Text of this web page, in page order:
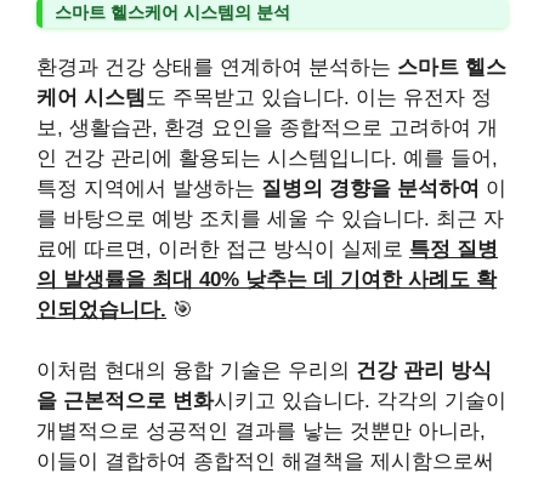
스마트 헬스케어 시스템의 분석
환경과 건강 상태를 연계하여 분석하는 스마트 헬스
케어 시스템 도 주목받고 있습니다. 이는 유전자 정
보, 생활습관, 환경 요인을 종합적으로 고려하여 개
인 건강 관리에 활용되는 시스템입니다. 예를 들어,
특정 지역에서 발생하는 질병의 경향을 분석하여 이
를 바탕으로 예방 조치를 세울 수 있습니다. 최근 자
료에 따르면, 이러한 접근 방식이 실제로 특정 질병
의 발생률을 최대 40% 낮추는 데 기여한 사례도 확
인되었습니다. 🎯
이처럼 현대의 융합 기술은 우리의 건강 관리 방식
을 근본적으로 변화시키고 있습니다. 각각의 기술이
개별적으로 성공적인 결과를 낳는 것뿐만 아니라,
이들이 결합하여 종합적인 해결책을 제시함으로써